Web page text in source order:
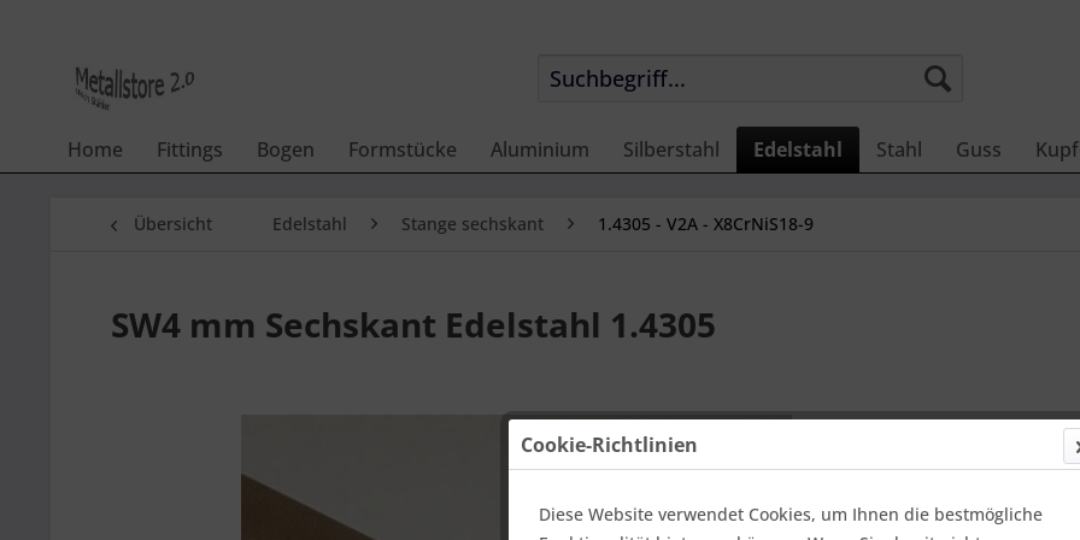
Home Fittings Bogen Formstücke Aluminium Silberstahl Edelstahl Stahl Guss
Übersicht Edelstahl Stange sechskant 1.4305 - V2A - X8CrNiS18-9
SW4 mm Sechskant Edelstahl 1.4305
13,07
1
Online-
Cookie-Richtlinien
Diese Website verwendet Cookies, um Ihnen die bestmögliche